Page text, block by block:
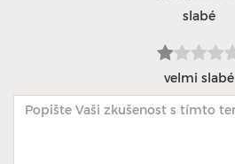
slabé
velmi slabé